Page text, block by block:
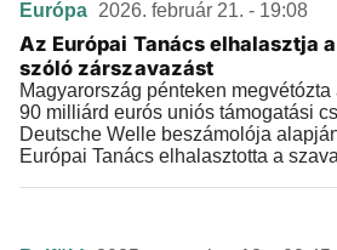
Európa 2026. február 21. - 19:08
Az Európai Tanács elhalasztja
szóló zárszavazást
Magyarország pénteken
90 milliárd eurós uniós támogatási
Deutsche Welle beszámolója
Európai Tanács elhalasztotta a